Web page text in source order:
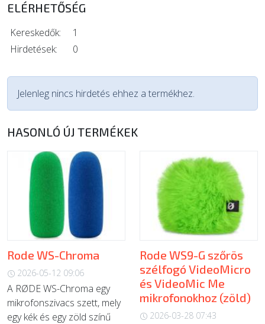
ELÉRHETŐSÉG
Kereskedők:
1
Hirdetések:
0
Jelenleg nincs hirdetés ehhez a termékhez.
HASONLÓ ÚJ TERMÉKEK
Rode WS-Chroma
2026-05-12 09:06
A RØDE WS-Chroma egy
mikrofonszivacs szett, mely
egy kék és egy zöld színű
Rode WS9-G szőrös
szélfogó VideoMicro
és VideoMic Me
mikrofonokhoz (zöld)
2026-03-28 07:43